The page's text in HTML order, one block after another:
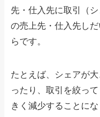
先・仕入先に取引（
の売上先・仕入先し
らです。
たとえば、シェアが
ったり、取引を絞っ
きく減少することにな